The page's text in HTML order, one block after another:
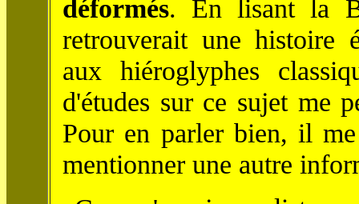
déformés. En lisant la
retrouverait une histoire
aux hiéroglyphes
d'études sur ce sujet me
Pour en parler bien, il
mentionner une autre